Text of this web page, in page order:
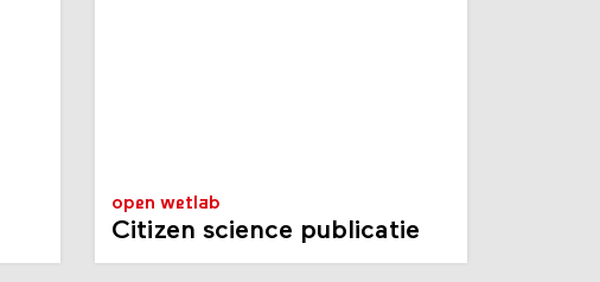
open wetlab
Citizen science publicatie